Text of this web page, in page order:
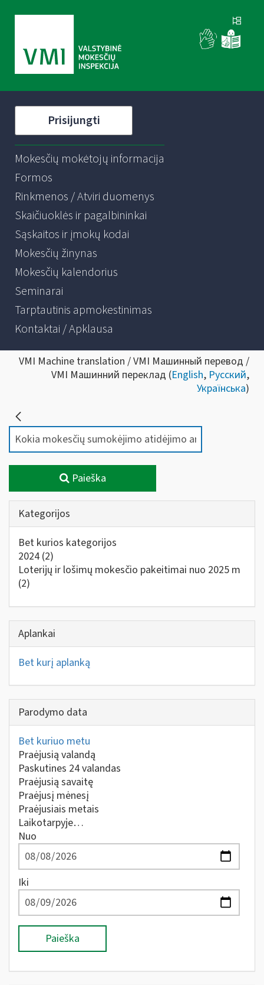
Prisijungti
Mokesčių mokėtojų informacija
Formos
Rinkmenos / Atviri duomenys
Skaičiuoklės ir pagalbininkai
Sąskaitos ir įmokų kodai
Mokesčių žinynas
Mokesčių kalendorius
Seminarai
Tarptautinis apmokestinimas
Kontaktai / Apklausa
VMI Machine translation / VMI Машинный перевод /
VMI Машинний переклад (English, Русский,
Українська)
Paieška
Kategorijos
Bet kurios kategorijos
2024 (2)
Loterijų ir lošimų mokesčio pakeitimai nuo 2025 m
(2)
Aplankai
Bet kurį aplanką
Parodymo data
Bet kuriuo metu
Praėjusią valandą
Paskutines 24 valandas
Praėjusią savaitę
Praėjusį mėnesį
Praėjusiais metais
Laikotarpyje…
Nuo
Iki
Paieška